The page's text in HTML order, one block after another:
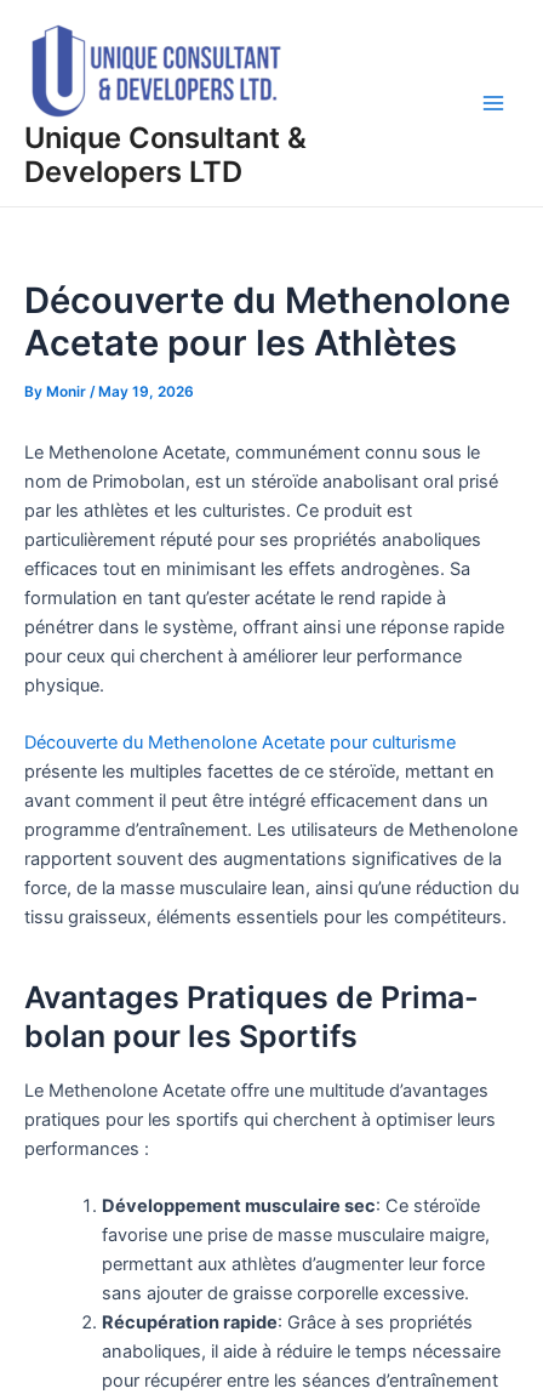
Unique Consultant &
Developers LTD
Découverte du Methenolone
Acetate pour les Athlètes
By Monir /May 19, 2026
Le Methenolone Acetate, communément connu sous le
nom de Primobolan, est un stéroïde anabolisant oral prisé
par les athlètes et les culturistes. Ce produit est
particulièrement réputé pour ses propriétés anaboliques
efficaces tout en minimisant les effets androgènes. Sa
formulation en tant qu’ester acétate le rend rapide à
pénétrer dans le système, offrant ainsi une réponse rapide
pour ceux qui cherchent à améliorer leur performance
physique.
Découverte du Methenolone Acetate pour culturisme
présente les multiples facettes de ce stéroïde, mettant en
avant comment il peut être intégré efficacement dans un
programme d’entraînement. Les utilisateurs de Methenolone
rapportent souvent des augmentations significatives de la
force, de la masse musculaire lean, ainsi qu’une réduction du
tissu graisseux, éléments essentiels pour les compétiteurs.
Avantages Pratiques de Prima-
bolan pour les Sportifs
Le Methenolone Acetate offre une multitude d’avantages
pratiques pour les sportifs qui cherchent à optimiser leurs
performances :
Développement musculaire sec: Ce stéroïde
favorise une prise de masse musculaire maigre,
permettant aux athlètes d’augmenter leur force
sans ajouter de graisse corporelle excessive.
Récupération rapide: Grâce à ses propriétés
anaboliques, il aide à réduire le temps nécessaire
pour récupérer entre les séances d’entraînement
navigation